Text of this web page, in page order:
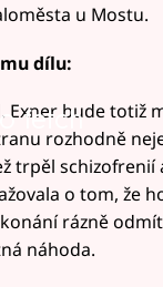
u Mostu.
dílu:
fetch
Exner bude totiž
rozhodně
trpěl schizofrenií
o tom, že
rázně
náhoda.